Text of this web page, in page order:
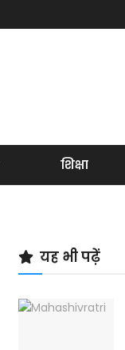
शिक्षा
यह भी पढ़ें